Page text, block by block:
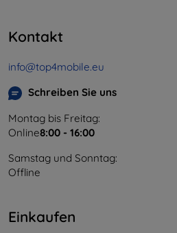
Kontakt
info@top4mobile.eu
Schreiben Sie uns
Montag bis Freitag:
Online8:00 - 16:00
Samstag und Sonntag:
Offline
Einkaufen